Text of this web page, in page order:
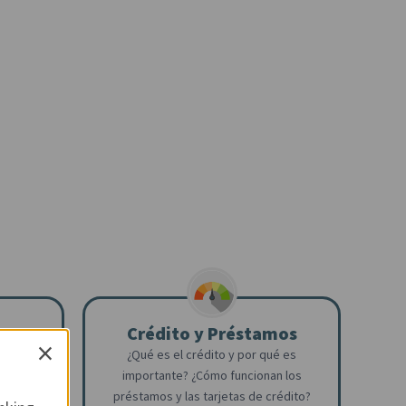
Crédito y Préstamos
¿Qué es el crédito y por qué es
importante? ¿Cómo funcionan los
préstamos y las tarjetas de crédito?
×